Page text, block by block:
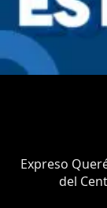
Expreso
del